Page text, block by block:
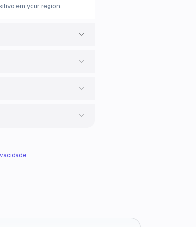
em your region.